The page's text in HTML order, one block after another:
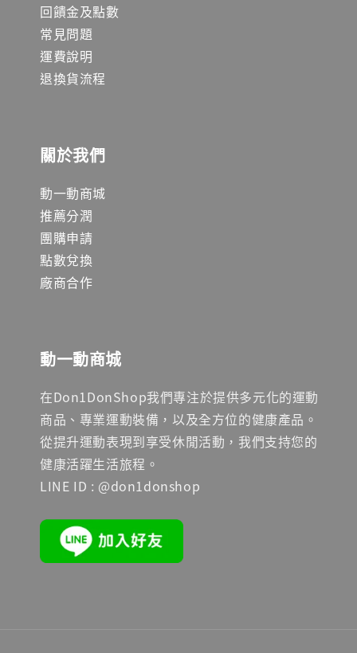
回饋金及點數
常見問題
運費說明
退換貨流程
關於我們
動一動商城
推薦分潤
團購申請
點數兌換
廠商合作
動一動商城
在Don1DonShop我們專注於提供多元化的運動
商品、專業運動裝備，以及全方位的健康產品。
從提升運動表現到享受休閒活動，我們支持您的
健康活躍生活旅程。
LINE ID : @don1donshop